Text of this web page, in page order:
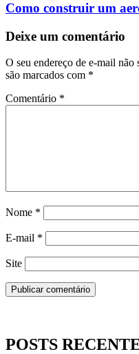
Como construir um
Deixe um comentário
O seu endereço de e-mail não
são marcados com *
Comentário *
Nome *
E-mail *
Site
POSTS